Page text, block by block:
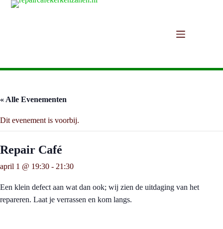
« Alle Evenementen
Dit evenement is voorbij.
Repair Café
april 1 @ 19:30 - 21:30
Een klein defect aan wat dan ook; wij zien de uitdaging van het
repareren. Laat je verrassen en kom langs.